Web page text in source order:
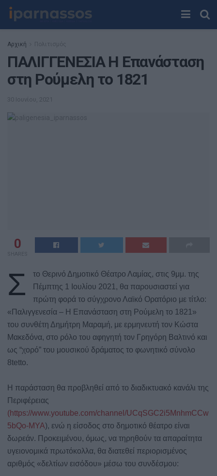
Αρχική Πολιτισμός
ΠΑΛΙΓΓΕΝΕΣΙΑ H Επανάσταση
στη Ρούμελη το 1821
30 Ιουνίου, 2021
0
SHARES
Σ
το Θερινό Δημοτικό Θέατρο Λαμίας, στις 9μμ. της
Πέμπτης 1 Ιουλίου 2021, θα παρουσιαστεί για
πρώτη φορά το σύγχρονο Λαϊκό Ορατόριο με τίτλο:
«Παλιγγενεσία – Η Επανάσταση στη Ρούμελη το 1821»
του συνθέτη Δημήτρη Μαραμή, με ερμηνευτή τον Κώστα
Μακεδόνα, στο ρόλο του αφηγητή τον Γρηγόρη Βαλτινό και
ως “χορό” του μουσικού δράματος το φωνητικό σύνολο
8tetto.
Η παράσταση θα προβληθεί από το διαδικτυακό κανάλι της
Περιφέρειας
(https://www.youtube.com/channel/UCqSGC2i5MnhmCCw
5bQo-MYA), ενώ η είσοδος στο δημοτικό θέατρο είναι
δωρεάν. Προκειμένου, όμως, να τηρηθούν τα απαραίτητα
υγειονομικά πρωτόκολλα, θα διατεθεί περιορισμένος
αριθμός «δελτίων εισόδου» μέσω του συνδέσμου: